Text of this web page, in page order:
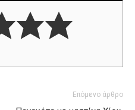
Επόμενο άρθρο